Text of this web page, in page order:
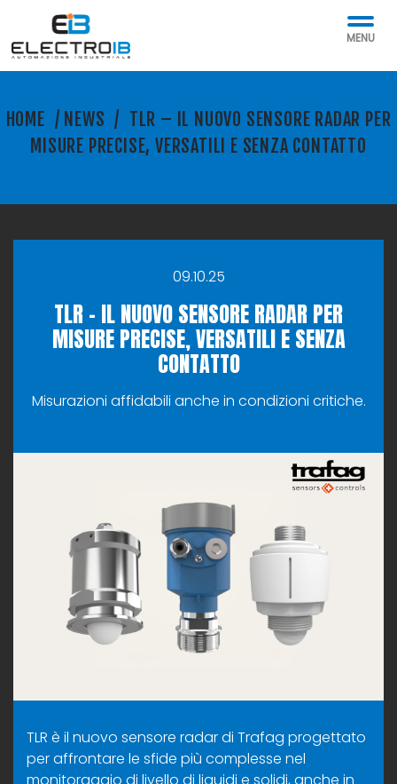
MENU
HOME / NEWS / TLR – IL NUOVO SENSORE RADAR PER
MISURE PRECISE, VERSATILI E SENZA CONTATTO
09.10.25
TLR – IL NUOVO SENSORE RADAR PER
MISURE PRECISE, VERSATILI E SENZA
CONTATTO
Misurazioni affidabili anche in condizioni critiche.
TLR è il nuovo sensore radar di Trafag progettato
per affrontare le sfide più complesse nel
monitoraggio di livello di liquidi e solidi, anche in